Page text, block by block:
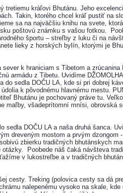
tretiemu kráľovi Bhutánu. Jeho
Takin, ktorého chcel kráľ pustiť na
sa na najväčšiu knihu na svete,
poštovú známku s vašou fotkou.
športu – streľby z luku či na
lieky z horských bylín, ktorými je
sever k hraniciam s Tibetom a
armádu z Tibetu. Uvidíme
do sedla DOČU LA, kde si pri dobrej
údolia k pôvodnému hlavnému mestu.
Bhutánu je pochovaný práve tu.
maľby, všadeprítomní mnísi, obrovská
sedla DOČU LA a naša druhá šanca.
dreveným mostom a prvým
zbierku tradičných bhutánskych
otázky. Poobede náš čaká návšteva
v lukostreľbe a v tradičných
cesty. Treking (polovica cesty sa dá
nalepenému vysoko na skale,